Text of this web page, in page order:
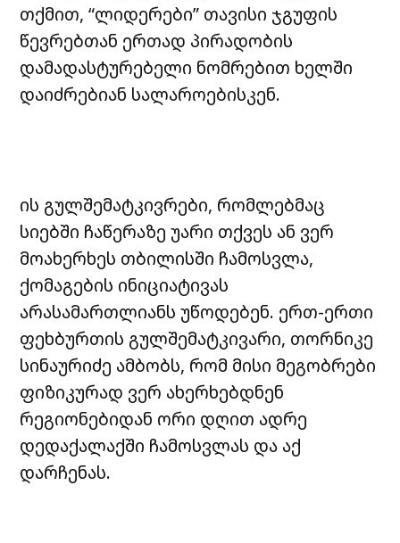
თქმით, “ლიდერები” თავისი ჯგუფის
წევრებთან ერთად პირადობის
დამადასტურებელი ნომრებით ხელში
დაიძრებიან სალაროებისკენ.
ის გულშემატკივრები, რომლებმაც
სიებში ჩაწერაზე უარი თქვეს ან ვერ
მოახერხეს თბილისში ჩამოსვლა,
ქომაგების ინიციატივას
არასამართლიანს უწოდებენ. ერთ-ერთი
ფეხბურთის გულშემატკივარი, თორნიკე
სინაურიძე ამბობს, რომ მისი მეგობრები
ფიზიკურად ვერ ახერხებდნენ
რეგიონებიდან ორი დღით ადრე
დედაქალაქში ჩამოსვლას და აქ
დარჩენას.